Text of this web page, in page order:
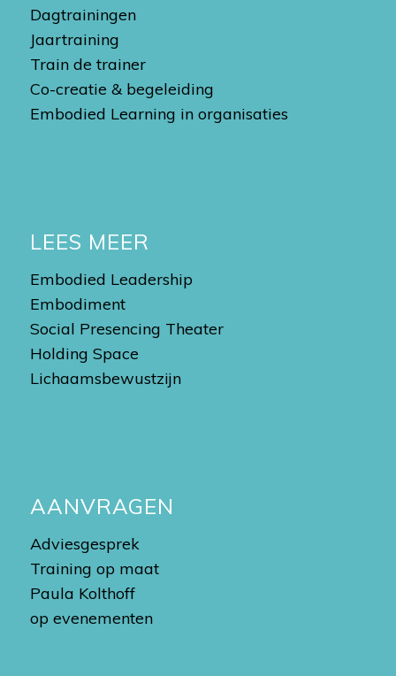
Dagtrainingen
Jaartraining
Train de trainer
Co-creatie & begeleiding
Embodied Learning in organisaties
LEES MEER
Embodied Leadership
Embodiment
Social Presencing Theater
Holding Space
Lichaamsbewustzijn
AANVRAGEN
Adviesgesprek
Training op maat
Paula Kolthoff
op evenementen